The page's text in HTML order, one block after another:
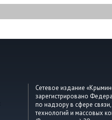
Сетевое издание
зарегистрировано
по надзору в сфере
технологий и массовых